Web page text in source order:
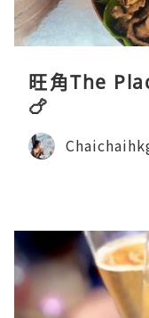
旺角The
🍗